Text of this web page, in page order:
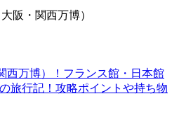
西万博）！フランス館・日本館
旅行記！攻略ポイントや持ち物